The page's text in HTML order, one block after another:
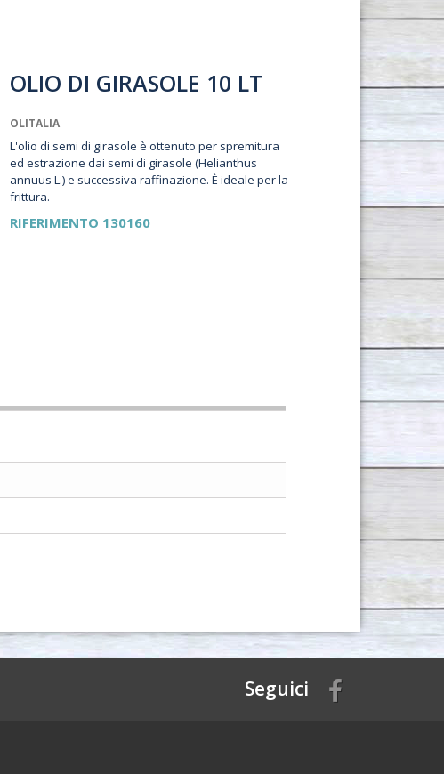
OLIO DI GIRASOLE 10 LT
OLITALIA
L'olio di semi di girasole è ottenuto per spremitura
ed estrazione dai semi di girasole (Helianthus
annuus L.) e successiva raffinazione. È ideale per la
frittura.
RIFERIMENTO 130160
Seguici